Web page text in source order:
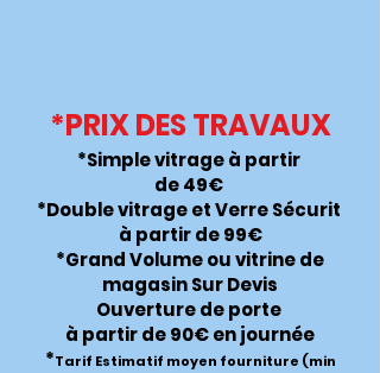
*PRIX DES TRAVAUX
*Simple vitrage à partir
de 49€
*Double vitrage et Verre Sécurit
à partir de 99€
*Grand Volume ou vitrine de
magasin Sur Devis
Ouverture de porte
à partir de 90€ en journée
*Tarif Estimatif moyen fourniture (min